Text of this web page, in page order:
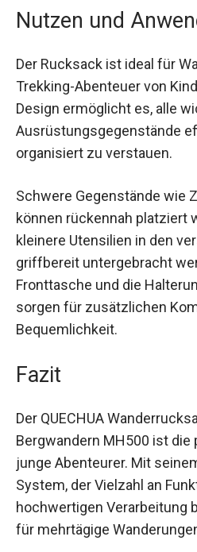
zum Rucksackboden
Nutzen und
Der Rucksack ist ideal für
Trekking-Abenteuer von
durchdachte Design
Utensilien und
effizient und gut organisiert
Schwere Gegenstände wie
können rückennah platziert
kleinere Utensilien in den
Taschen griffbereit
elastische Fronttasche und
Bodenmatte sorgen für
Fazit
Der QUECHUA
Bergwandern MH500 ist die
junge Abenteurer. Mit
System, der Vielzahl an
hochwertigen Verarbeitung